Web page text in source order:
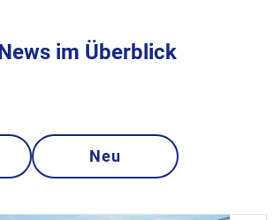
im Überblick
Neu